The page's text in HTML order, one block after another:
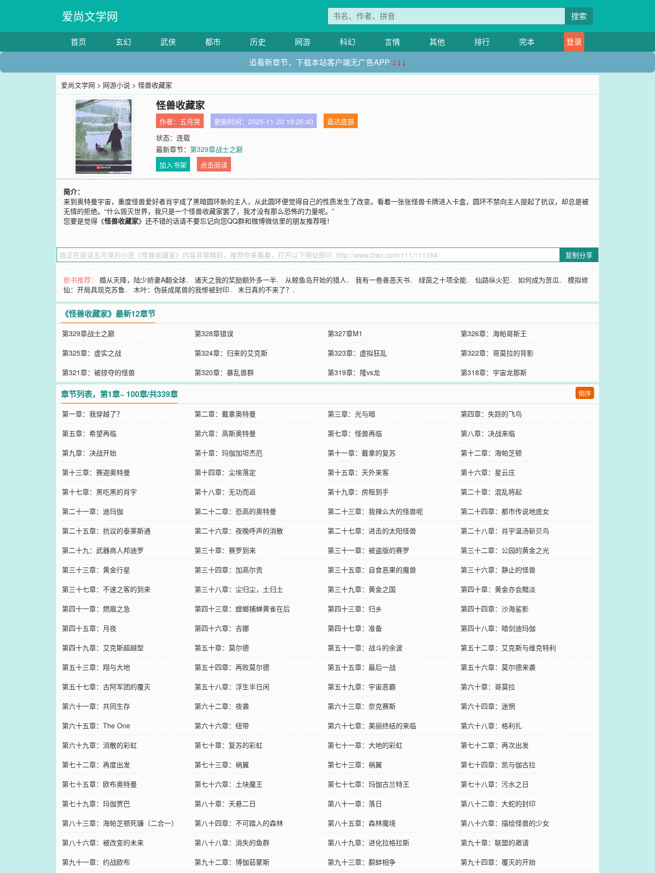
爱尚文学网 搜索
首页 玄幻 武侠 都市 历史 网游 科幻 言情 其他 排行 完本
登录
追看新章节，下载本站客户端无广告APP ↓↓↓
爱尚文学网 > 网游小说 > 怪兽收藏家
怪兽收藏家
作者： 五月哭 更新时间：2025-11-20 19:26:40
直达底部
状态：连载
最新章节：第329章战士之巅
加入书架
点击阅读
简介：
来到奥特曼宇宙，重度怪兽爱好者肖宇成了黑暗圆环新的主人，从此圆环便觉得自己的性质发生了改变。看着一张张怪兽卡牌进入卡盒，圆环不禁向主人提起了抗议，却总是被
无情的拒绝。“什么毁灭世界，我只是一个怪兽收藏家罢了，我才没有那么恐怖的力量呢。”
您要是觉得《怪兽收藏家》还不错的话请不要忘记向您QQ群和微博微信里的朋友推荐哦！
复制分享
新书推荐：婚从天降，陆少娇妻A翻全球、诸天之我的奖励额外多一半、 从鲸鱼岛开始的猎人、我有一卷善恶天书、绿茵之十项全能、仙路纵火犯、如何成为苦瓜、模拟修
仙：开局具现克苏鲁、木叶：伪装成尾兽的我惨被封印、末日真的不来了？ 、
《怪兽收藏家》最新12章节
第329章战士之巅 第328章错误 第327章M1
第326章：海帕哥斯王
第325章：虚实之战
第324章：归来的艾克斯 第323章：虚拟狂乱
第322章：哥莫拉的背影
第321章：被掠夺的怪兽
第320章：暴乱兽群 第319章：隆vs龙 第318章：宇宙龙那斯
章节列表，第1章~ 100章/共339章 倒序
第一章：我穿越了？ 第二章：戴拿奥特曼 第三章：光与暗
第四章：失踪的飞鸟
第五章：希望再临
第六章：高斯奥特曼 第七章：怪兽再临
第八章：决战来临
第九章：决战开始
第十章：玛伽加坦杰厄 第十一章：戴拿的复苏
第十二章：海帕芝顿
第十三章：赛迦奥特曼
第十四章：尘埃落定 第十五章：天外来客
第十六章：星云庄
第十七章：黑吃黑的肖宇
第十八章：无功而返 第十九章：房租到手
第二十章：混乱将起
第二十一章：迪玛伽
第二十二章：恐高的奥特曼 第二十三章：我辣么大的怪兽呢
第二十四章：都市传说地底女
第二十五章：抗议的泰莱斯通
第二十六章：夜晚呼声的消散 第二十七章：进击的太阳怪兽
第二十八章：肖宇温汤斩贝鸟
第二十九：武器商人邦迪罗
第三十章：赛罗到来 第三十一章：被盗版的赛罗
第三十二章：公园的黄金之光
第三十三章：黄金行星
第三十四章：加高尔贡 第三十五章：自食恶果的魔兽
第三十六章：静止的怪兽
第三十七章：不速之客的到来
第三十八章：尘归尘，土归土 第三十九章：黄金之国
第四十章：黄金亦会黯淡
第四十一章：燃眉之急
第四十三章：螳螂捕蝉黄雀在后 第四十三章：归乡
第四十四章：沙海鲨影
第四十五章：月夜
第四十六章：吉娜 第四十七章：准备
第四十八章：暗剑迪玛伽
第四十九章：艾克斯超越型
第五十章：莫尔德 第五十一章：战斗的余波
第五十二章：艾克斯与维克特利
第五十三章：翔与大地
第五十四章：再败莫尔德 第五十五章：最后一战
第五十六章：莫尔德来袭
第五十七章：古阿军团的覆灭
第五十八章：浮生半日闲 第五十九章：宇宙恶霸
第六十章：哥莫拉
第六十一章：共同生存
第六十二章：夜袭 第六十三章：奈克赛斯
第六十四章：迷惘
第六十五章：The One
第六十六章：纽带 第六十七章：美丽终结的来临
第六十八章：格利扎
第六十九章：消散的彩虹
第七十章：复苏的彩虹 第七十一章：大地的彩虹
第七十二章：再次出发
第七十二章：再度出发
第七十三章：祸翼 第七十三章：祸翼
第七十四章：凯与伽古拉
第七十五章：欧布奥特曼
第七十六章：土块魔王 第七十七章：玛伽古兰特王
第七十八章：污水之日
第七十九章：玛伽贾巴
第八十章：天悬二日 第八十一章：落日
第八十二章：大蛇的封印
第八十三章：海帕芝顿死镰（二合一）
第八十四章：不可踏入的森林 第八十五章：森林魔境
第八十六章：描绘怪兽的少女
第八十六章：被改变的未来
第八十八章：消失的鱼群 第八十九章：进化拉格拉斯
第九十章：联盟的邀请
第九十一章：约战欧布
第九十二章：博伽茹蒙斯 第九十三章：鹬蚌相争 第九十四章：覆灭的开始